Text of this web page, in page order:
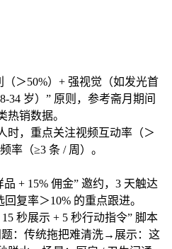
（＞50%）+ 强视觉（如发光首
34 岁）” 原则，参考斋月期间
热销数据。
时，重点关注视频互动率（＞
率（≥3 条 / 周）。
+ 15% 佣金” 邀约，3 天触达
复率＞10% 的重点跟进。
秒展示 + 5 秒行动指令” 脚本
题：传统拖把难清洗→展示：这